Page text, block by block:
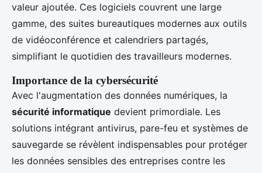
valeur ajoutée. Ces logiciels couvrent une large
gamme, des suites bureautiques modernes aux outils
de vidéoconférence et calendriers partagés,
simplifiant le quotidien des travailleurs modernes.
Importance de la cybersécurité
Avec l'augmentation des données numériques, la
sécurité informatique devient primordiale. Les
solutions intégrant antivirus, pare-feu et systèmes de
sauvegarde se révèlent indispensables pour protéger
les données sensibles des entreprises contre les